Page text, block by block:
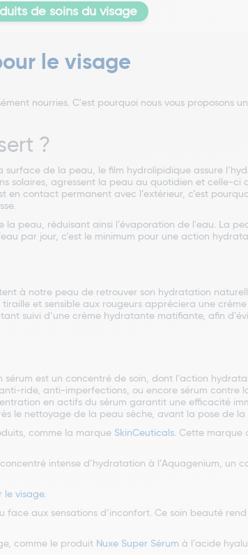
de soins du visage
le visage
nourries. C'est pourquoi nous vous proposons
?
surface de la peau, le film hydrolipidique assure
solaires, agressent la peau au quotidien et celle-
contact permanent avec l’extérieur, c’est
peau, réduisant ainsi l’évaporation de l'eau. La
par jour, c’est le minimum pour une action
à notre peau de retrouver son hydratation
et sensible aux rougeurs appréciera une
suivi d’une crème hydratante matifiante, afin
est un concentré de soin, dont l’action
ride, anti-imperfections, ou encore sérum contre
en actifs du sérum garantit une efficacité
le nettoyage de la peau sèche, avant la pose de
comme la marque SkinCeuticals. Cette marque
intense d’hydratation à l’Aquagenium, un
le visage.
aux sensations d’inconfort. Ce soin beauté
comme le produit Nuxe Super Sérum à l’acide